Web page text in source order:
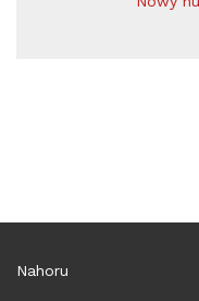
Nahoru